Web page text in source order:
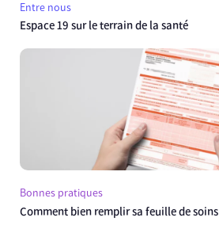
Entre nous
Espace 19 sur le terrain de la santé
Bonnes pratiques
Comment bien remplir sa feuille de soins